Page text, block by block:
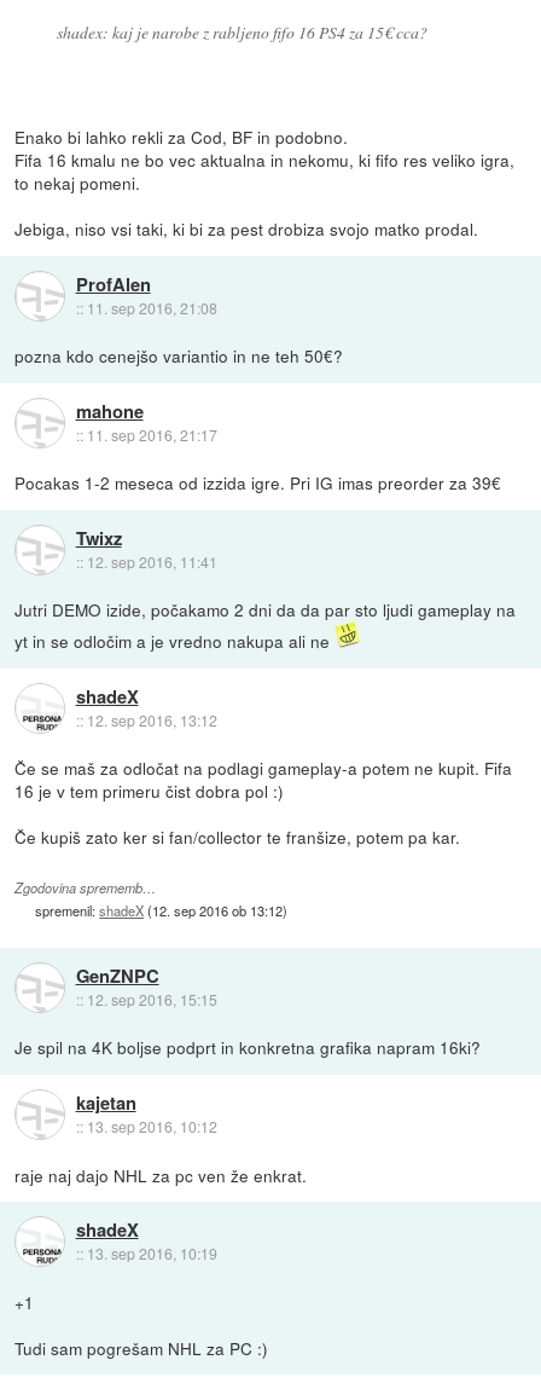
shadex: kaj je narobe z rabljeno fifo 16 PS4 za 15€ cca?
Enako bi lahko rekli za Cod, BF in podobno.
Fifa 16 kmalu ne bo vec aktualna in nekomu, ki fifo res veliko igra,
to nekaj pomeni.
Jebiga, niso vsi taki, ki bi za pest drobiza svojo matko prodal.
ProfAlen
:: 11. sep 2016, 21:08
pozna kdo cenejšo variantio in ne teh 50€?
mahone
:: 11. sep 2016, 21:17
Pocakas 1-2 meseca od izzida igre. Pri IG imas preorder za 39€
Twixz
:: 12. sep 2016, 11:41
Jutri DEMO izide, počakamo 2 dni da da par sto ljudi gameplay na
yt in se odločim a je vredno nakupa ali ne
shadeX
:: 12. sep 2016, 13:12
Če se maš za odločat na podlagi gameplay-a potem ne kupit. Fifa
16 je v tem primeru čist dobra pol :)
Če kupiš zato ker si fan/collector te franšize, potem pa kar.
Zgodovina sprememb…
spremenil:shadeX(12. sep 2016 ob 13:12)
GenZNPC
:: 12. sep 2016, 15:15
Je spil na 4K boljse podprt in konkretna grafika napram 16ki?
kajetan
:: 13. sep 2016, 10:12
raje naj dajo NHL za pc ven že enkrat.
shadeX
:: 13. sep 2016, 10:19
+1
Tudi sam pogrešam NHL za PC :)